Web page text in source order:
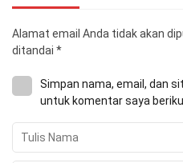
Alamat email Anda tidak akan
ditandai *
Simpan nama, email, dan
untuk komentar saya